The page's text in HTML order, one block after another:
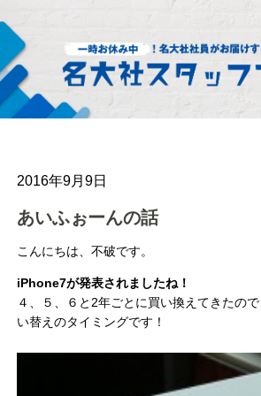
2016年9月9日
あいふぉーんの話
こんにちは、不破です。
iPhone7が発表されましたね！
４、５、６と2年ごとに買い換えてきたの
い替えのタイミングです！